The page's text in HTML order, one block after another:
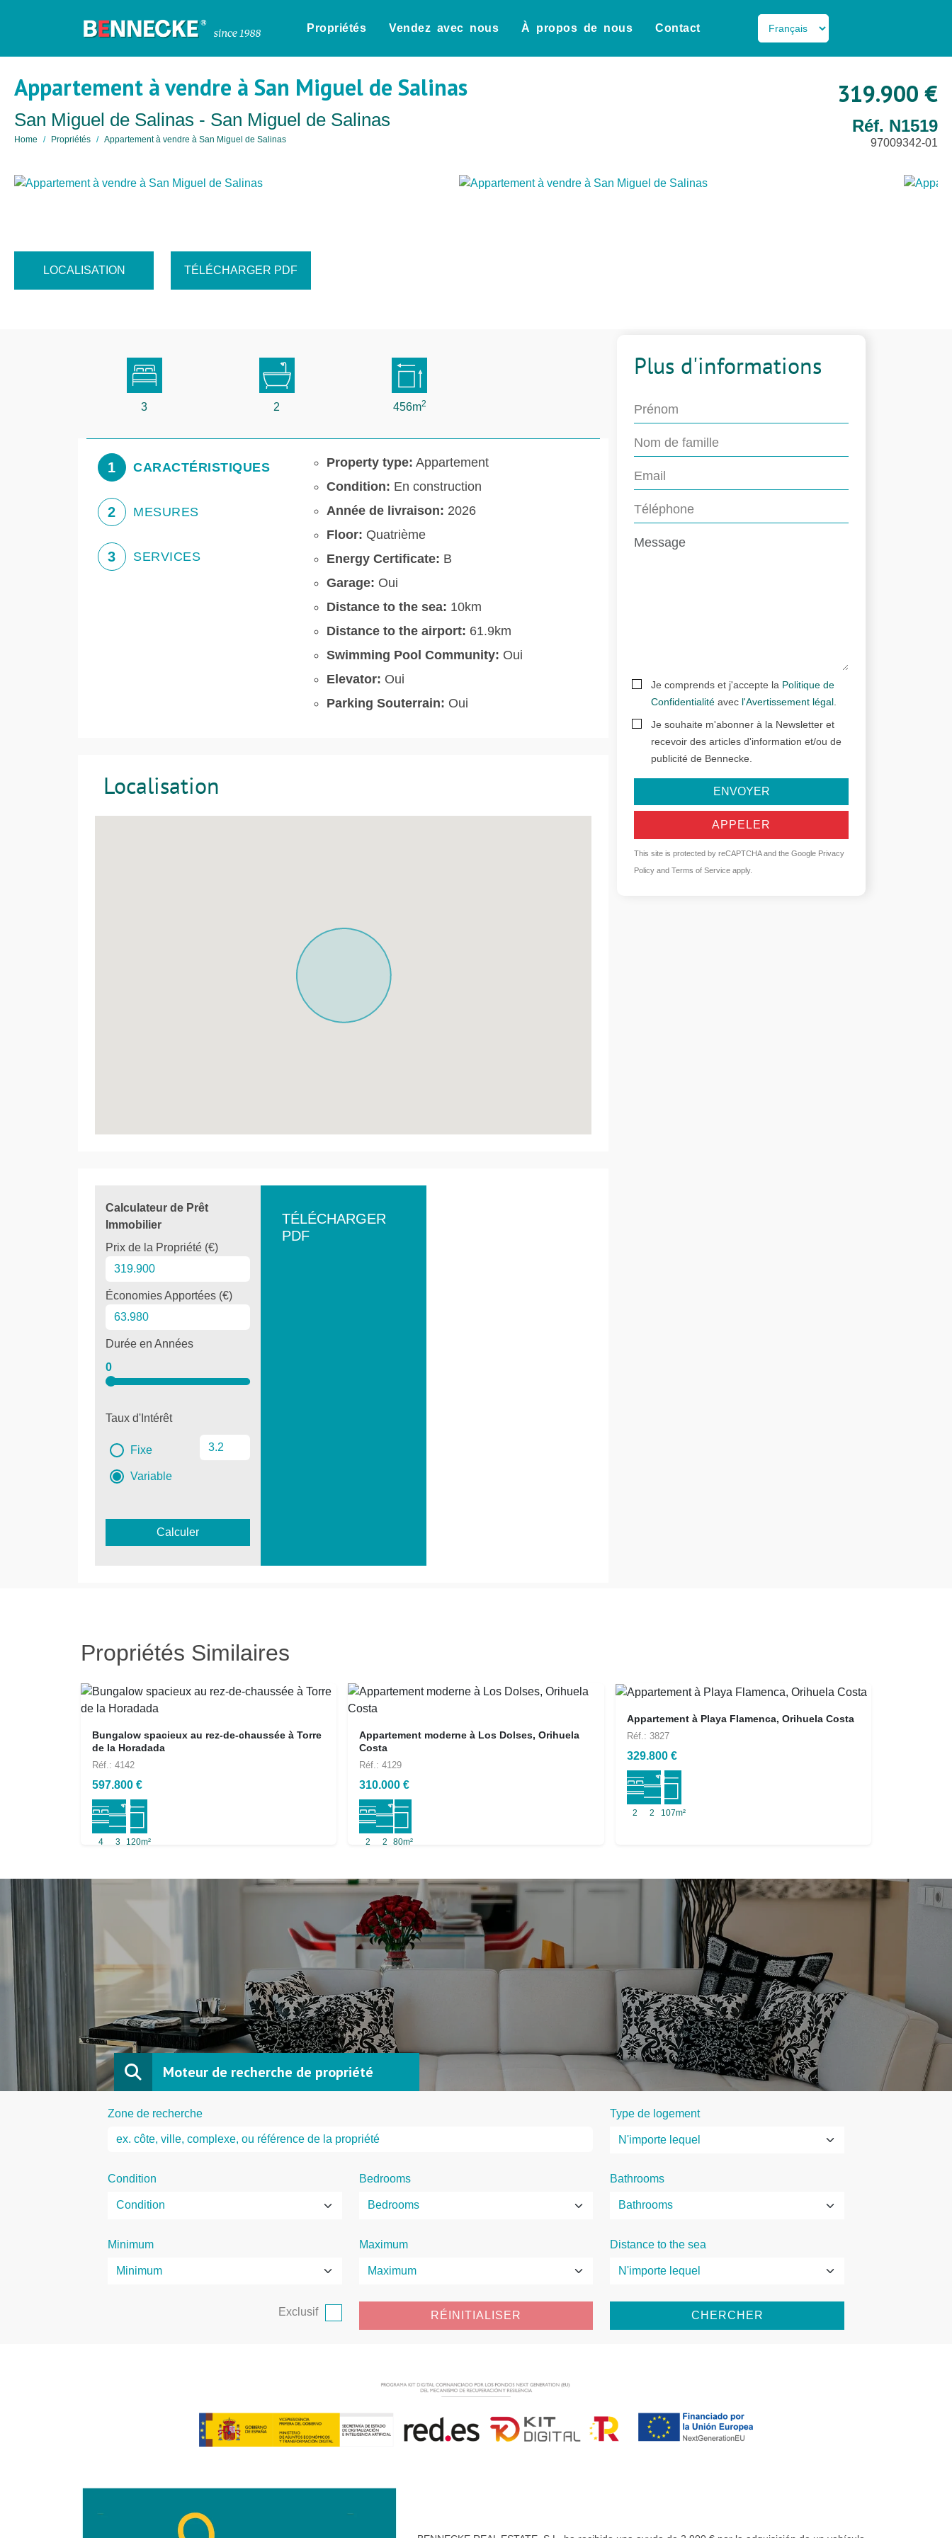
Propriétés Vendez avec nous À propos de nous Contact
Appartement à vendre à San Miguel de Salinas
San Miguel de Salinas - San Miguel de Salinas
Home Propriétés Appartement à vendre à San Miguel de Salinas
319.900 €
Réf. N1519
97009342-01
LOCALISATION TÉLÉCHARGER PDF
3 2 456m2
1 CARACTÉRISTIQUES
2 MESURES
3 SERVICES
Property type: Appartement
Condition: En construction
Année de livraison: 2026
Floor: Quatrième
Energy Certificate: B
Garage: Oui
Distance to the sea: 10km
Distance to the airport: 61.9km
Swimming Pool Community: Oui
Elevator: Oui
Parking Souterrain: Oui
Localisation
Calculateur de Prêt
Immobilier
Prix de la Propriété (€)
Économies Apportées (€)
Durée en Années
0
Taux d'Intérêt
Fixe
Variable
Calculer
TÉLÉCHARGER
PDF
Plus d'informations
Je comprends et j'accepte la Politique de
Confidentialité avec l'Avertissement légal
Je souhaite m'abonner à la Newsletter et
recevoir des articles d'information et/ou de
publicité de Bennecke.
ENVOYER
APPELER
This site is protected by reCAPTCHA and the Google Privacy
Policy andTerms of Service apply.
Propriétés Similaires
Bungalow spacieux au rez-de-chaussée à Torre
de la Horadada
Réf.: 4142
597.800 €
4 3 120m²
Appartement moderne à Los Dolses, Orihuela
Costa
Réf.: 4129
310.000 €
2 2 80m²
Appartement à Playa Flamenca, Orihuela Costa
Réf.: 3827
329.800 €
2 2 107m²
Moteur de recherche de propriété
Zone de recherche Type de logement
Condition Bedrooms Bathrooms
Minimum Maximum Distance to the sea
Exclusif RÉINITIALISER CHERCHER